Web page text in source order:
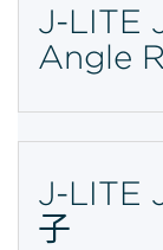
J-LITE
Angle
J-LITE
子